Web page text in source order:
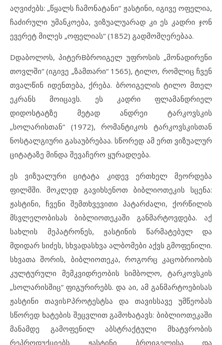
აღვიძებს: „წყალს ჩამონატანი“ ჟასტინი, იგივე ოფელია,
ჩაძირული უმანკოება, ვიზუალუარად კი ეს კადრი ჯონ
ევერეტ მილეს „ოფელიას“ (1852) გადმომღერებაა.
Dდაბოლოს, პიტერBბროიგელ უფროსის „მონადირენი
თოვლში“ (იგივე „ზამთარი“ 1565), ტილო, რომლიც ჩვენ
თვალწინ იდენთება, ქრება. ბროიგელის ტილო მთელ
ეკრანს მოიცავს. ეს კადრი ფლამანდრიელ
დიდოსტატზე მეტად ანდრეი ტარკოვსკის
„სოლარისთან“ (1972), რომანტიკოს ტარკოვსკისთან
ნოსტალგიური გასაუბრებაა. სწორედ ამ ერთ ვიზუალურ
ციტატაზე მინდა შევაჩერო ყურადღება.
ეს ვიზუალური ციტატა კიდევ ერთხელ მეორდება
ფილმში. მოკლედ გავიხსენოთ ბიბლიოთეკის სცენა:
ჟასტინი, ჩვენი შემთხვევითი პატარძალი, ქორწილის
მსვლელობისას ბიბლიოთეკაში განმარტოვდება. აქ
სახლის მეპატრონეს, ჟასტინის წარმატებულ და
მდიდარ სიძეს, სხვადასხვა ალბომები აქვს გმოფენილი.
სხვათა შორის, ბიბლიოთეკა, როგორც კაცობრიობის
კულტურული მემკვიდრეობის სიმბოლო, ტარკოვსკის
„სოლარისშიც“ ფიგურირებს. და აი, ამ განმარტოებისას
ჟასტინი თავისPპროტესტსა და თავისსავე უმწეობას
სწორედ ხატების შეცვლით გამოხატავს: ბიბლიოთეკაში
მანამდე გამოფენილ აბსტრაქტული მხატვრობის
რეპროდუქციებს ჟასტინი ბროიგელისა და